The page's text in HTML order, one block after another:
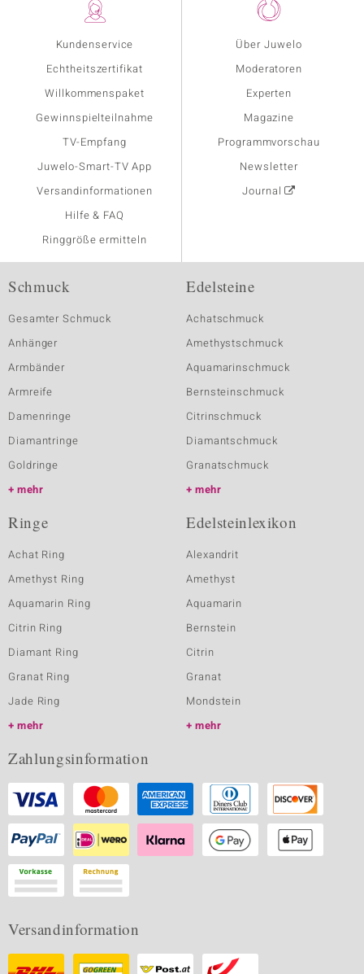
Kundenservice
Echtheitszertifikat
Willkommenspaket
Gewinnspielteilnahme
TV-Empfang
Juwelo-Smart-TV App
Versandinformationen
Hilfe & FAQ
Ringgröße ermitteln
Über Juwelo
Moderatoren
Experten
Magazine
Programmvorschau
Newsletter
Journal
Schmuck
Gesamter Schmuck
Anhänger
Armbänder
Armreife
Damenringe
Diamantringe
Goldringe
mehr
Edelsteine
Achatschmuck
Amethystschmuck
Aquamarinschmuck
Bernsteinschmuck
Citrinschmuck
Diamantschmuck
Granatschmuck
mehr
Ringe
Achat Ring
Amethyst Ring
Aquamarin Ring
Citrin Ring
Diamant Ring
Granat Ring
Jade Ring
mehr
Edelsteinlexikon
Alexandrit
Amethyst
Aquamarin
Bernstein
Citrin
Granat
Mondstein
mehr
Zahlungsinformation
Versandinformation